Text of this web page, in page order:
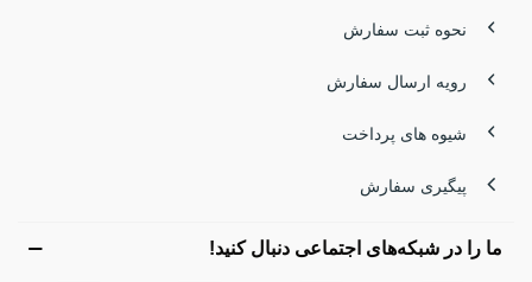
نحوه ثبت سفارش
رویه ارسال سفارش
شیوه های پرداخت
پیگیری سفارش
ما را در شبکه‌های اجتماعی دنبال کنید!